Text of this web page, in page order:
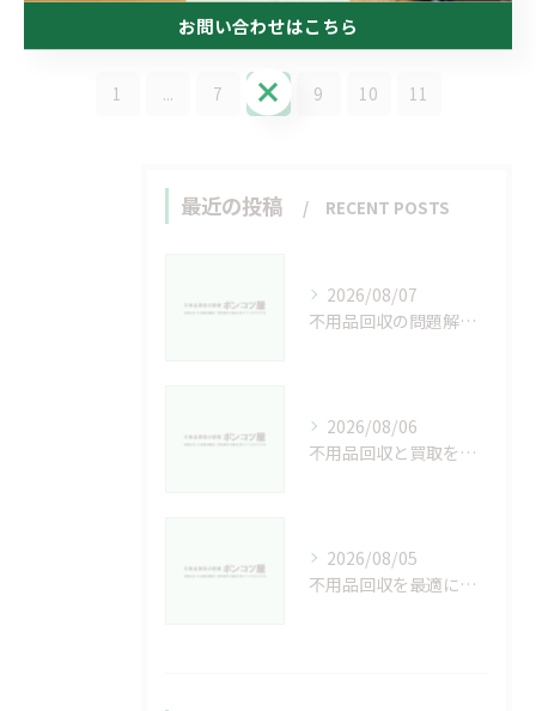
1 ... 7 8 9 10 11
最近の投稿 RECENT POSTS
2026/08/07
不用品回収の問題解決と愛媛県西予市で安心して依頼するための実践ガイド
2026/08/06
不用品回収と買取を愛媛県新居浜市でトラブルなく進める安心ガイド
2026/08/05
不用品回収を最適に選ぶ愛媛県西予市で損しない処分と業者比較ガイド
お問い合わせはこちら
お問い合わせはこちら